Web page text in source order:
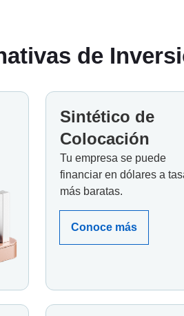
de
Sintético de
Colocación
Tu empresa se puede
financiar en dólares a
más baratas.
Conoce más